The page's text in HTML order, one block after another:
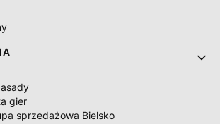
gier
sprzedażowa Bielsko